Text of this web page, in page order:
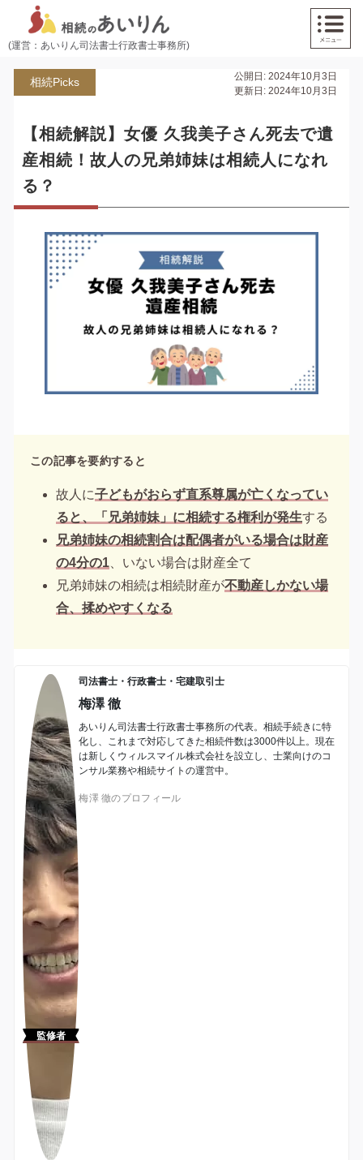
(運営：あいりん司法書士行政書士事務所)
相続Picks
公開日: 2024年10月3日
更新日: 2024年10月3日
【相続解説】女優 久我美子さん死去で遺
産相続！故人の兄弟姉妹は相続人になれ
る？
この記事を要約すると
故人に子どもがおらず直系尊属が亡くなってい
ると、「兄弟姉妹」に相続する権利が発生する
兄弟姉妹の相続割合は配偶者がいる場合は財産
の4分の1 、いない場合は財産全て
兄弟姉妹の相続は相続財産が不動産しかない場
合、揉めやすくなる
監修者
司法書士・行政書士・宅建取引士
梅澤 徹
あいりん司法書士行政書士事務所の代表。相続手続きに特
化し、これまで対応してきた相続件数は3000件以上。現在
は新しくウィルスマイル株式会社を設立し、士業向けのコ
ンサル業務や相続サイトの運営中。
梅澤 徹のプロフィール